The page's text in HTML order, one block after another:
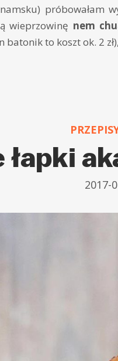
próbowałam
wieprzowinę nem
batonik to koszt ok. 2
łapki